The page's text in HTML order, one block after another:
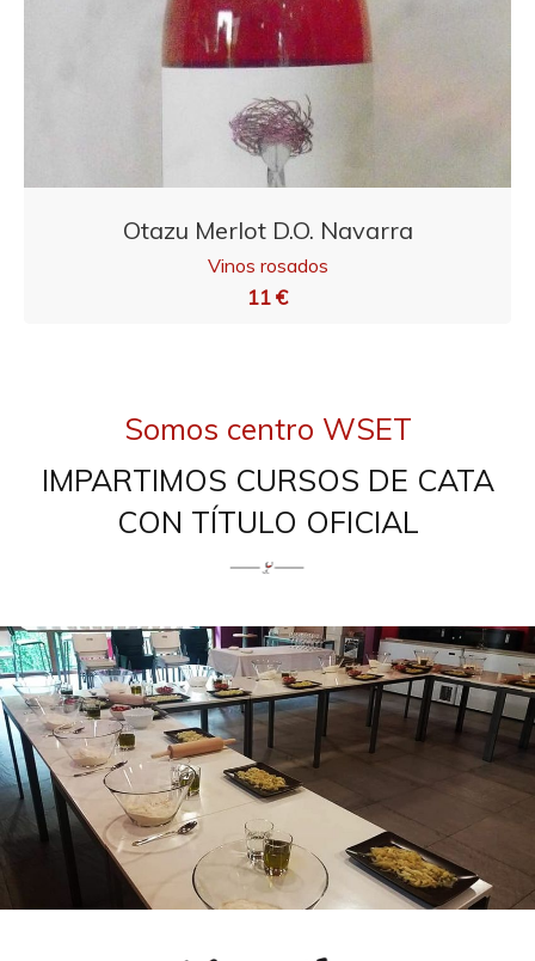
Otazu Merlot D.O. Navarra
Vinos rosados
11 €
Somos centro WSET
IMPARTIMOS CURSOS DE CATA
CON TÍTULO OFICIAL